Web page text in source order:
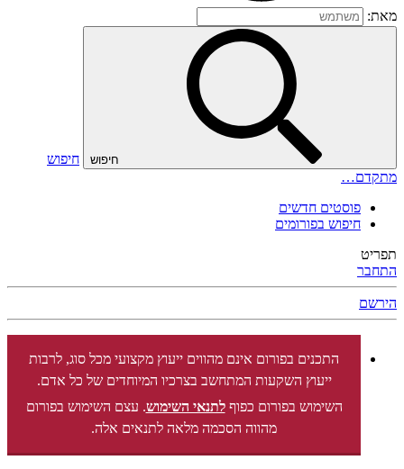
מאת:
חיפוש
חיפוש
מתקדם…
פוסטים חדשים
חיפוש בפורומים
תפריט
התחבר
הירשם
התכנים בפורום אינם מהווים ייעוץ מקצועי מכל סוג, לרבות
ייעוץ השקעות המתחשב בצרכיו המיוחדים של כל אדם.
השימוש בפורום כפוףלתנאי השימוש. עצם השימוש בפורום
מהווה הסכמה מלאה לתנאים אלה.